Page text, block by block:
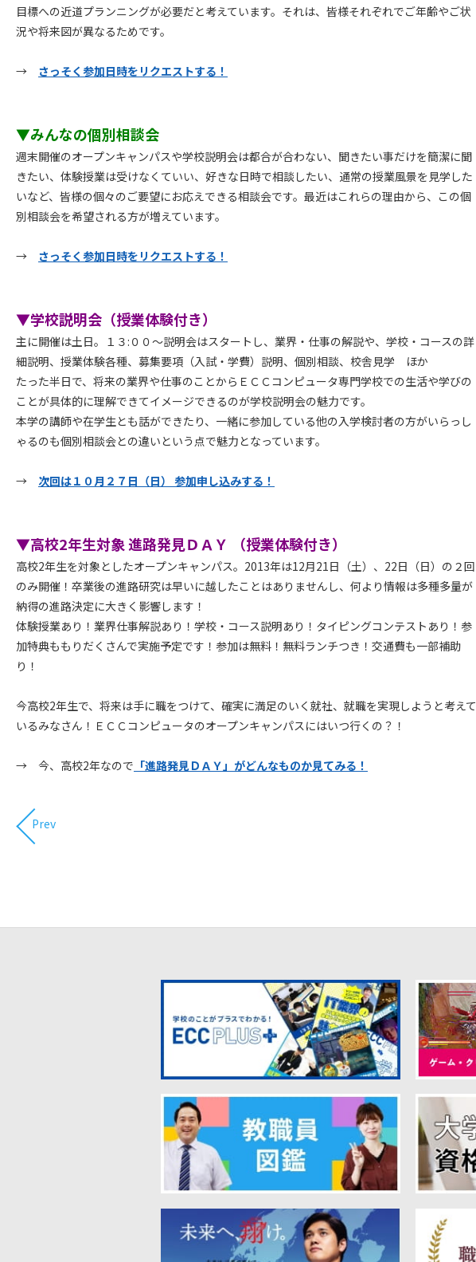
目標への近道プランニングが必要だと考えています。それは、皆様それぞれでご年齢やご状
況や将来図が異なるためです。
→ さっそく参加日時をリクエストする！
▼みんなの個別相談会
週末開催のオープンキャンパスや学校説明会は都合が合わない、聞きたい事だけを簡潔に聞
きたい、体験授業は受けなくていい、好きな日時で相談したい、通常の授業風景を見学した
いなど、皆様の個々のご要望にお応えできる相談会です。最近はこれらの理由から、この個
別相談会を希望される方が増えています。
→ さっそく参加日時をリクエストする！
▼学校説明会（授業体験付き）
主に開催は土日。１３:００～説明会はスタートし、業界・仕事の解説や、学校・コースの詳
細説明、授業体験各種、募集要項（入試・学費）説明、個別相談、校舎見学 ほか
たった半日で、将来の業界や仕事のことからＥＣＣコンピュータ専門学校での生活や学びの
ことが具体的に理解できてイメージできるのが学校説明会の魅力です。
本学の講師や在学生とも話ができたり、一緒に参加している他の入学検討者の方がいらっし
ゃるのも個別相談会との違いという点で魅力となっています。
→ 次回は１０月２７日（日） 参加申し込みする！
▼高校2年生対象 進路発見ＤＡＹ （授業体験付き）
高校2年生を対象としたオープンキャンパス。2013年は12月21日（土）、22日（日）の２回
のみ開催！卒業後の進路研究は早いに越したことはありませんし、何より情報は多種多量が
納得の進路決定に大きく影響します！
体験授業あり！業界仕事解説あり！学校・コース説明あり！タイピングコンテストあり！参
加特典ももりだくさんで実施予定です！参加は無料！無料ランチつき！交通費も一部補助
り！
今高校2年生で、将来は手に職をつけて、確実に満足のいく就社、就職を実現しようと考えて
いるみなさん！ＥＣＣコンピュータのオープンキャンパスにはいつ行くの？！
→ 今、高校2年なので 「進路発見ＤＡＹ」がどんなものか見てみる！
Prev